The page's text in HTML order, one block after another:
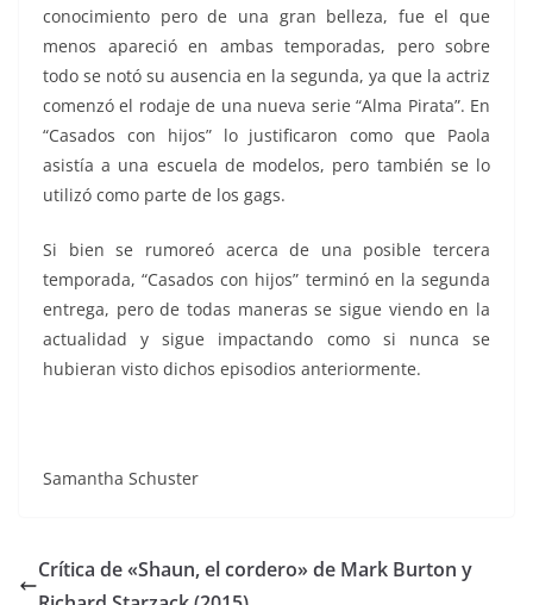
conocimiento pero de una gran belleza, fue el que
menos apareció en ambas temporadas, pero sobre
todo se notó su ausencia en la segunda, ya que la actriz
comenzó el rodaje de una nueva serie “Alma Pirata”. En
“Casados con hijos” lo justificaron como que Paola
asistía a una escuela de modelos, pero también se lo
utilizó como parte de los gags.
Si bien se rumoreó acerca de una posible tercera
temporada, “Casados con hijos” terminó en la segunda
entrega, pero de todas maneras se sigue viendo en la
actualidad y sigue impactando como si nunca se
hubieran visto dichos episodios anteriormente.
Samantha Schuster
Crítica de «Shaun, el cordero» de Mark Burton y